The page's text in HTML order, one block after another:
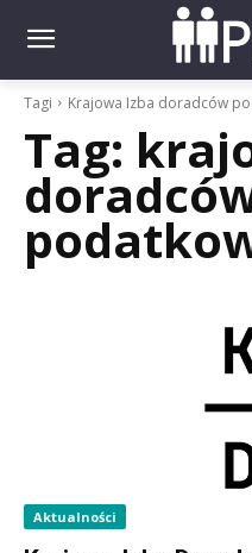
Tagi Krajowa Izba doradców
Tag:
Aktualności